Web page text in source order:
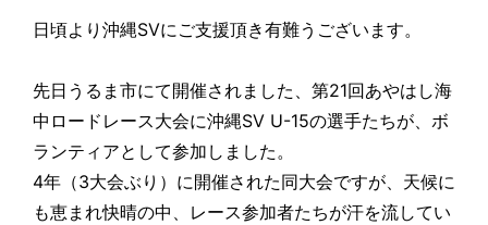
日頃より沖縄SVにご支援頂き有難うございます。
先日うるま市にて開催されました、第21回あやはし海
中ロードレース大会に沖縄SV U-15の選手たちが、ボ
ランティアとして参加しました。
4年（3大会ぶり）に開催された同大会ですが、天候に
も恵まれ快晴の中、レース参加者たちが汗を流してい